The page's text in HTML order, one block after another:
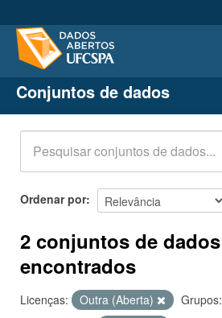
Conjuntos de dados
Organizações
Grupos
Sobre
Conjuntos de dados
Ordenar por
2 conjuntos de dados
encontrados
Licenças: Outra (Aberta) Grupos: